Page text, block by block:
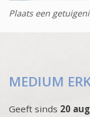
Plaats een
MEDIUM
Geeft sinds 20